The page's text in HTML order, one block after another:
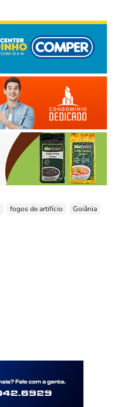
fogos de artifício Goiânia